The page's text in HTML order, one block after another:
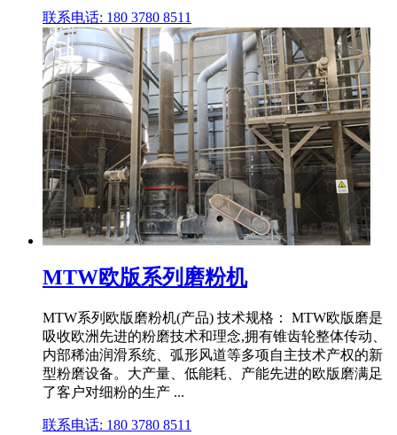
联系电话: 180 3780 8511
MTW欧版系列磨粉机
MTW系列欧版磨粉机(产品) 技术规格： MTW欧版磨是
吸收欧洲先进的粉磨技术和理念,拥有锥齿轮整体传动、
内部稀油润滑系统、弧形风道等多项自主技术产权的新
型粉磨设备。大产量、低能耗、产能先进的欧版磨满足
了客户对细粉的生产 ...
联系电话: 180 3780 8511